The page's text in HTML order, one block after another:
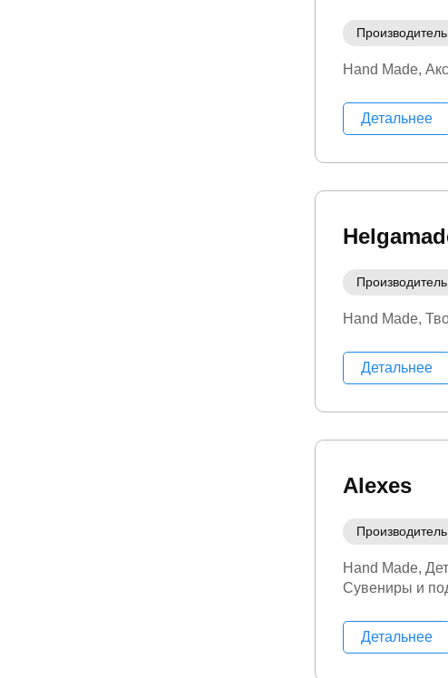
Производитель
Hand Made
Детальнее
Производитель
Hand Made
Детальнее
Alexes
Производитель
Hand Made
Сувениры и
Детальнее